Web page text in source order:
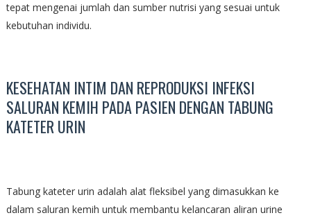
tepat mengenai jumlah dan sumber nutrisi yang sesuai untuk
kebutuhan individu.
KESEHATAN INTIM DAN REPRODUKSI INFEKSI
SALURAN KEMIH PADA PASIEN DENGAN TABUNG
KATETER URIN
Tabung kateter urin adalah alat fleksibel yang dimasukkan ke
dalam saluran kemih untuk membantu kelancaran aliran urine